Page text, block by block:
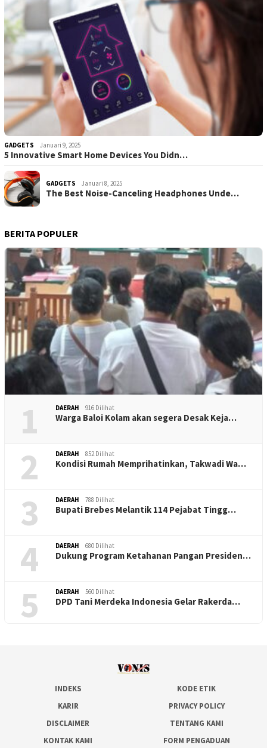
GADGETS Januari 9, 2025
5 Innovative Smart Home Devices You Didn…
GADGETS Januari 8, 2025
The Best Noise-Canceling Headphones Unde…
BERITA POPULER
1 DAERAH 916 Dilihat
Warga Baloi Kolam akan segera Desak Keja…
2 DAERAH 852 Dilihat
Kondisi Rumah Memprihatinkan, Takwadi Wa…
3 DAERAH 788 Dilihat
Bupati Brebes Melantik 114 Pejabat Tingg…
4 DAERAH 680 Dilihat
Dukung Program Ketahanan Pangan Presiden…
5 DAERAH 560 Dilihat
DPD Tani Merdeka Indonesia Gelar Rakerda…
INDEKS
KODE ETIK
KARIR
PRIVACY POLICY
DISCLAIMER
TENTANG KAMI
KONTAK KAMI
FORM PENGADUAN